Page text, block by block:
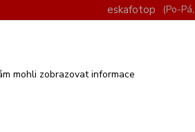
(Po-
mohli zobrazovat informace